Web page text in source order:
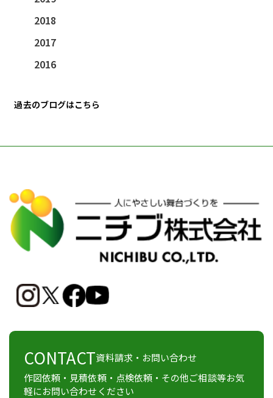
2018
2017
2016
過去のブログはこちら
CONTACT資料請求・お問い合わせ
作図依頼・見積依頼・点検依頼・その他ご相談等お気
軽にお問い合わせください